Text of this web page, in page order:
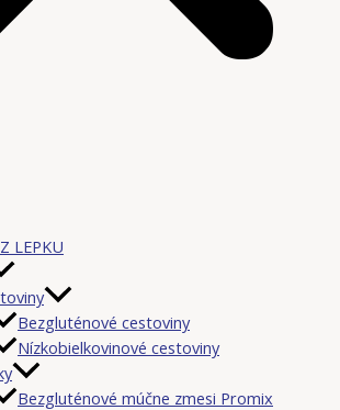
LEPKU
Bezgluténové cestoviny
Nízkobielkovinové cestoviny
Bezgluténové múčne zmesi Promix